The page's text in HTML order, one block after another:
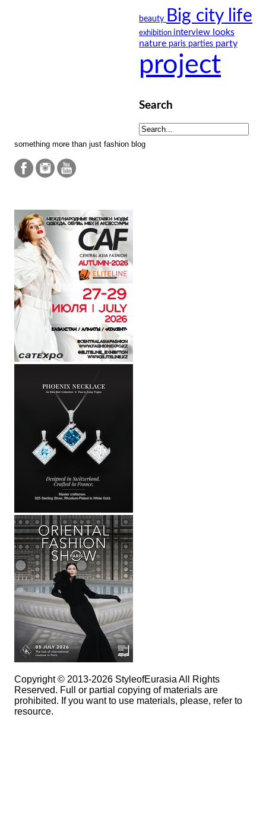
beauty Big city life
exhibition interview looks
nature paris parties party
project
Search
something more than just fashion blog
Copyright © 2013-2026 StyleofEurasia All Rights
Reserved. Full or partial copying of materials are
prohibited. If you want to use materials, please, refer to
resource.